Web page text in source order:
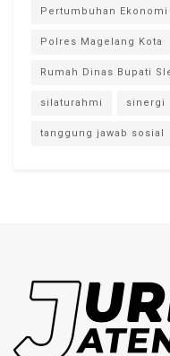
Pertumbuhan
Polres Magelang Kota
Rumah Dinas Bupati
silaturahmi sinergi
tanggung jawab sosial